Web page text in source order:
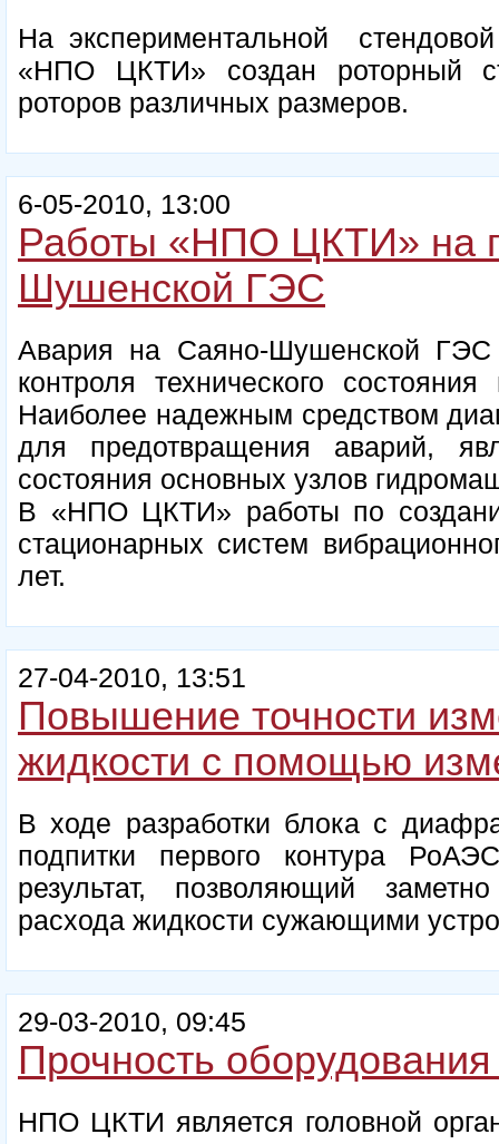
На экспериментальной
«НПО ЦКТИ» создан роторный
роторов различных размеров.
6-05-2010, 13:00
Работы «НПО ЦКТИ» на
Шушенской ГЭС
Авария на Саяно-Шушенской ГЭС
контроля технического
Наиболее надежным средством
для предотвращения аварий,
состояния основных узлов
В «НПО ЦКТИ» работы по
стационарных систем
лет.
27-04-2010, 13:51
Повышение точности
жидкости с помощью
В ходе разработки блока с
подпитки первого контура
результат, позволяющий
расхода жидкости сужающими
29-03-2010, 09:45
Прочность
НПО ЦКТИ является головной